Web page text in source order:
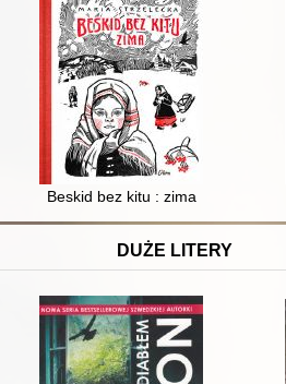
Beskid bez kitu : zima
DUŻE LITERY